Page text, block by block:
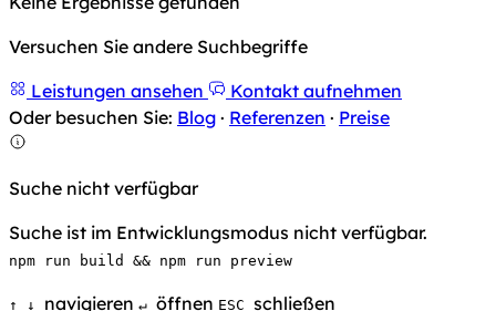
Versuchen Sie andere Suchbegriffe
Leistungen ansehen
Kontakt aufnehmen
Oder besuchen Sie: Blog · Referenzen · Preise
Suche nicht verfügbar
Suche ist im Entwicklungsmodus nicht verfügbar.
npm run build && npm run preview
↑ ↓ navigieren ↵ öffnen ESC schließen